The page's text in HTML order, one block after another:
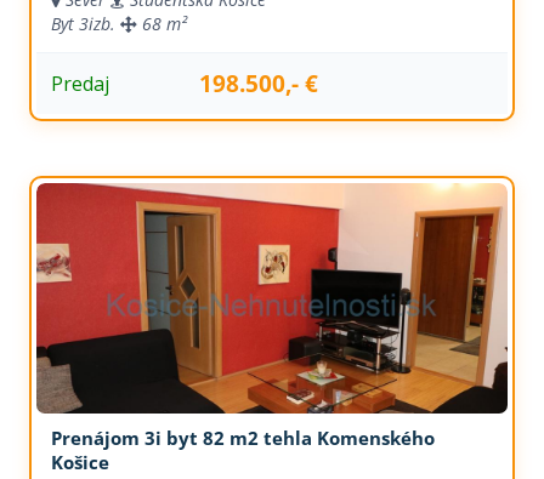
Byt 3izb. 68 m²
Predaj 198.500,- €
Prenájom 3i byt 82 m2 tehla Komenského
Košice